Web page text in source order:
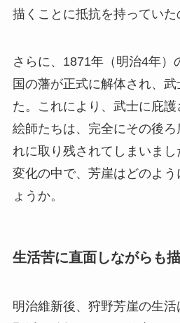
描くことに抵抗を持っていた
さらに、1871年（明治4年）
国の藩が正式に解体され、
た。これにより、武士に庇
絵師たちは、完全にその後
れに取り残されてしまいま
変化の中で、芳崖はどのよ
ょうか。
生活苦に直面しながらも
明治維新後、狩野芳崖の生